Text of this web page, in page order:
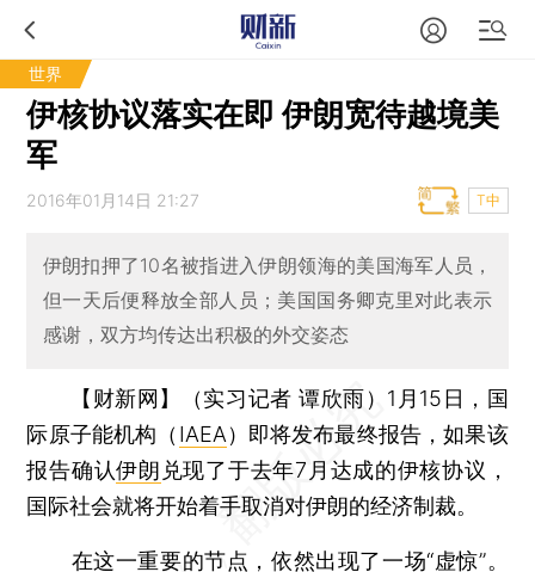
世界
伊核协议落实在即 伊朗宽待越境美
军
2016年01月14日 21:27 T中
伊朗扣押了10名被指进入伊朗领海的美国海军人员，
但一天后便释放全部人员；美国国务卿克里对此表示
感谢，双方均传达出积极的外交姿态
【财新网】（实习记者 谭欣雨） 1月15日，国
际原子能机构（ IAEA）即将发布最终报告，如果该
报告确认伊朗 兑现了于去年7月达成的伊核协议，
国际社会就将开始着手取消对伊朗的经济制裁。
在这一重要的节点，依然出现了一场“虚惊”。